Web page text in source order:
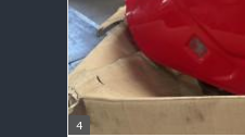
4